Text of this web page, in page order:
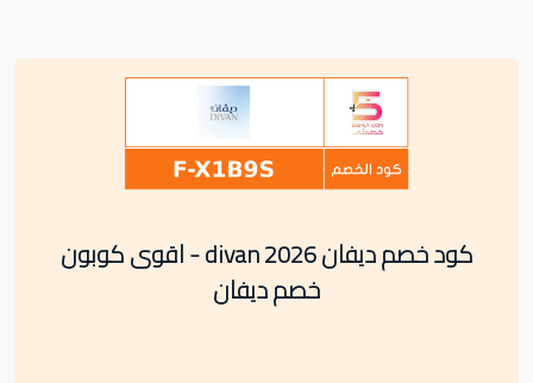
كود خصم ديفان divan 2026 - اقوى كوبون
خصم ديفان